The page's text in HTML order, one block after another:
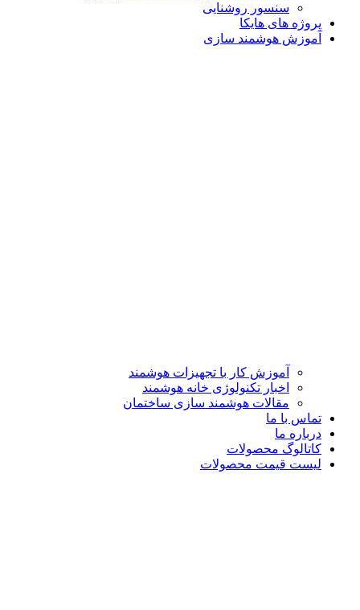
سنسور روشنایی
پروژه های هایکا
آموزش هوشمند سازی
آموزش کار با تجهیزات هوشمند
اخبار تکنولوژی خانه هوشمند
مقالات هوشمند سازی ساختمان
تماس با ما
درباره ما
کاتالوگ محصولات
لیست قیمت محصولات